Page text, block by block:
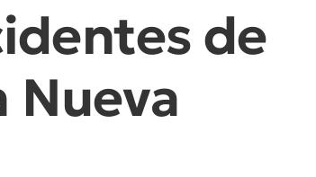
de
Nueva